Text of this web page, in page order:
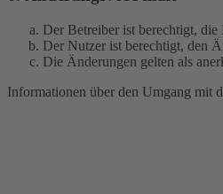
Der Betreiber ist berechtigt,
Der Nutzer ist berechtigt, den
Die Änderungen gelten als
Informationen über den Umgang mit